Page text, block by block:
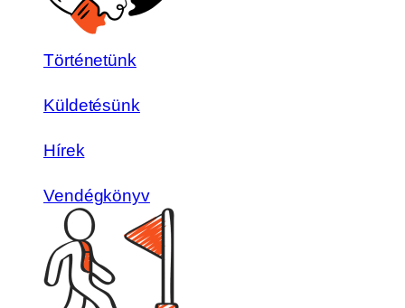
Történetünk
Küldetésünk
Hírek
Vendégkönyv